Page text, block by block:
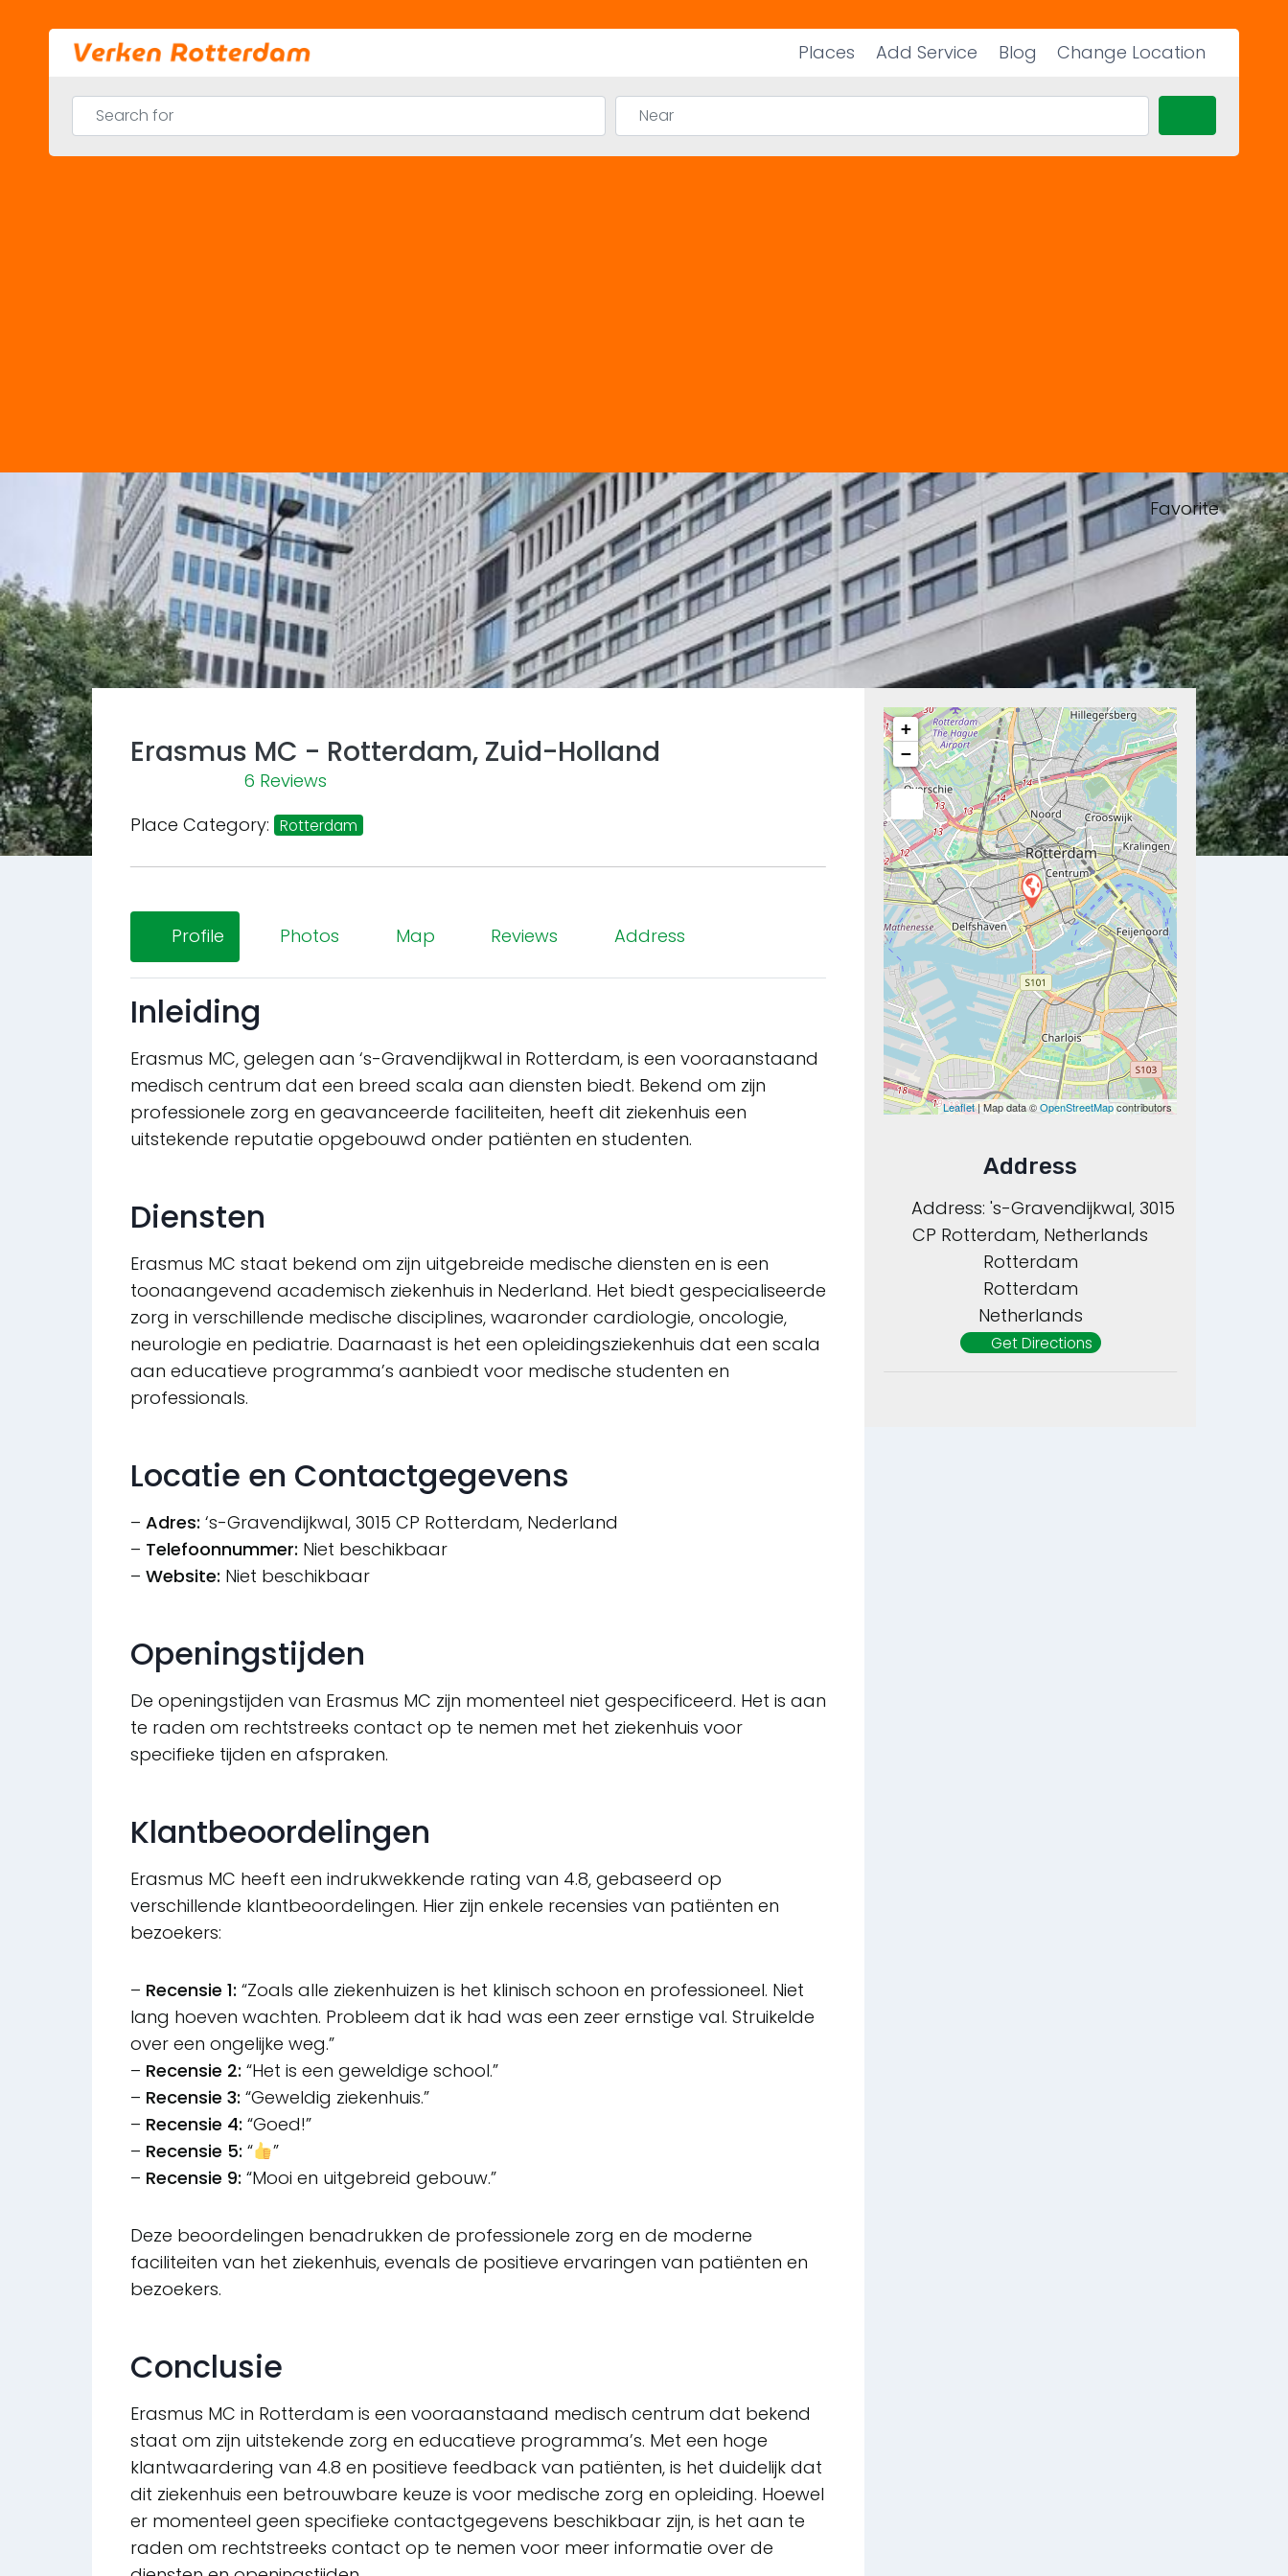
Places Add Service Blog Change Location
Search for Near
Favorite
Next
Erasmus MC - Rotterdam, Zuid-Holland
6 Reviews
Place Category: Rotterdam
Profile Photos Map Reviews Address
Inleiding
Erasmus MC, gelegen aan ‘s-Gravendijkwal in Rotterdam, is een vooraanstaand
medisch centrum dat een breed scala aan diensten biedt. Bekend om zijn
professionele zorg en geavanceerde faciliteiten, heeft dit ziekenhuis een
uitstekende reputatie opgebouwd onder patiënten en studenten.
Diensten
Erasmus MC staat bekend om zijn uitgebreide medische diensten en is een
toonaangevend academisch ziekenhuis in Nederland. Het biedt gespecialiseerde
zorg in verschillende medische disciplines, waaronder cardiologie, oncologie,
neurologie en pediatrie. Daarnaast is het een opleidingsziekenhuis dat een scala
aan educatieve programma’s aanbiedt voor medische studenten en
professionals.
Locatie en Contactgegevens
– Adres: ‘s-Gravendijkwal, 3015 CP Rotterdam, Nederland
– Telefoonnummer: Niet beschikbaar
– Website: Niet beschikbaar
Openingstijden
De openingstijden van Erasmus MC zijn momenteel niet gespecificeerd. Het is aan
te raden om rechtstreeks contact op te nemen met het ziekenhuis voor
specifieke tijden en afspraken.
Klantbeoordelingen
Erasmus MC heeft een indrukwekkende rating van 4.8, gebaseerd op
verschillende klantbeoordelingen. Hier zijn enkele recensies van patiënten en
bezoekers:
– Recensie 1: “Zoals alle ziekenhuizen is het klinisch schoon en professioneel. Niet
lang hoeven wachten. Probleem dat ik had was een zeer ernstige val. Struikelde
over een ongelijke weg.”
– Recensie 2: “Het is een geweldige school.”
– Recensie 3: “Geweldig ziekenhuis.”
– Recensie 4: “Goed!”
– Recensie 5: “
”
– Recensie 9: “Mooi en uitgebreid gebouw.”
Deze beoordelingen benadrukken de professionele zorg en de moderne
faciliteiten van het ziekenhuis, evenals de positieve ervaringen van patiënten en
bezoekers.
Conclusie
Erasmus MC in Rotterdam is een vooraanstaand medisch centrum dat bekend
staat om zijn uitstekende zorg en educatieve programma’s. Met een hoge
klantwaardering van 4.8 en positieve feedback van patiënten, is het duidelijk dat
dit ziekenhuis een betrouwbare keuze is voor medische zorg en opleiding. Hoewel
er momenteel geen specifieke contactgegevens beschikbaar zijn, is het aan te
raden om rechtstreeks contact op te nemen voor meer informatie over de
+
−
Leaflet| Map data ©OpenStreetMapcontributors
Address
Address:'s-Gravendijkwal, 3015
CP Rotterdam, Netherlands
Rotterdam
Rotterdam
Netherlands
Get Directions